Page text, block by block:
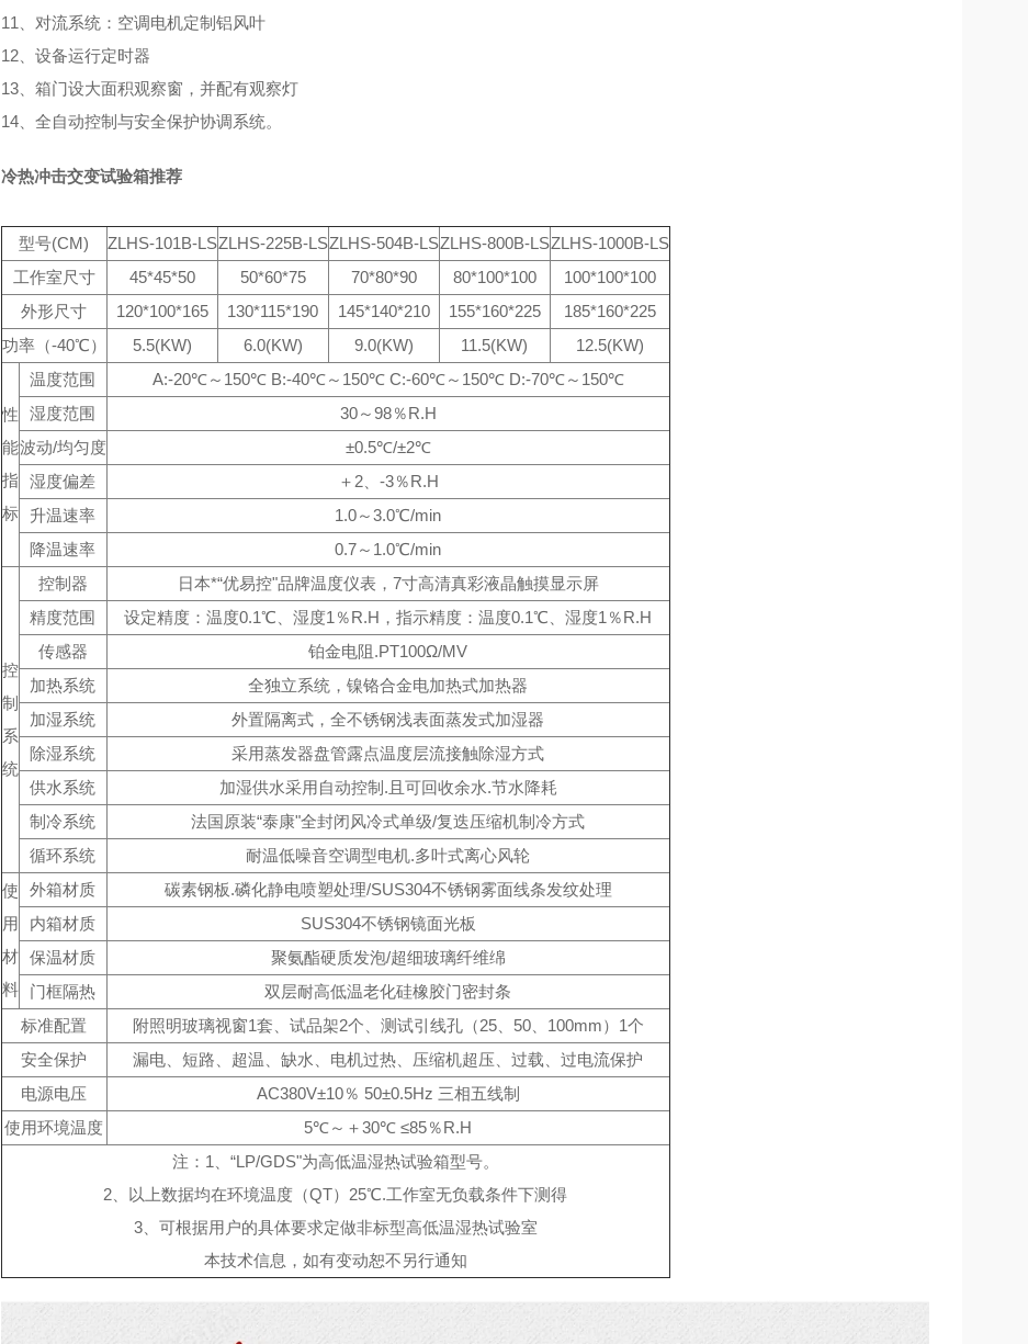
11、对流系统：空调电机定制铝风叶
12、设备运行定时器
13、箱门设大面积观察窗，并配有观察灯
14、全自动控制与安全保护协调系统。
冷热冲击交变试验箱推荐
型号(CM) ZLHS-101B-LSZLHS-225B-LSZLHS-504B-LSZLHS-800B-LSZLHS-1000B-LS
工作室尺寸
45*45*50 50*60*75 70*80*90 80*100*100
100*100*100
外形尺寸
120*100*165 130*115*190 145*140*210 155*160*225
185*160*225
功率（-40℃）
5.5(KW) 6.0(KW) 9.0(KW) 11.5(KW) 12.5(KW)
性
能
指
标
温度范围
A:-20℃～150℃ B:-40℃～150℃ C:-60℃～150℃ D:-70℃～150℃
湿度范围
30～98％R.H
波动/均匀度
±0.5℃/±2℃
湿度偏差
＋2、-3％R.H
升温速率
1.0～3.0℃/min
降温速率
0.7～1.0℃/min
控
制
系
统
控制器
日本*“优易控"品牌温度仪表，7寸高清真彩液晶触摸显示屏
精度范围
设定精度：温度0.1℃、湿度1％R.H，指示精度：温度0.1℃、湿度1％R.H
传感器
铂金电阻.PT100Ω/MV
加热系统
全独立系统，镍铬合金电加热式加热器
加湿系统
外置隔离式，全不锈钢浅表面蒸发式加湿器
除湿系统
采用蒸发器盘管露点温度层流接触除湿方式
供水系统
加湿供水采用自动控制.且可回收余水.节水降耗
制冷系统
法国原装“泰康"全封闭风冷式单级/复迭压缩机制冷方式
循环系统
耐温低噪音空调型电机.多叶式离心风轮
使
用
材
料
外箱材质
碳素钢板.磷化静电喷塑处理/SUS304不锈钢雾面线条发纹处理
内箱材质
SUS304不锈钢镜面光板
保温材质
聚氨酯硬质发泡/超细玻璃纤维绵
门框隔热
双层耐高低温老化硅橡胶门密封条
标准配置
附照明玻璃视窗1套、试品架2个、测试引线孔（25、50、100mm）1个
安全保护
漏电、短路、超温、缺水、电机过热、压缩机超压、过载、过电流保护
电源电压
AC380V±10％ 50±0.5Hz 三相五线制
使用环境温度
5℃～＋30℃ ≤85％R.H
注：1、“LP/GDS"为高低温湿热试验箱型号。
2、以上数据均在环境温度（QT）25℃.工作室无负载条件下测得
3、可根据用户的具体要求定做非标型高低温湿热试验室
本技术信息，如有变动恕不另行通知